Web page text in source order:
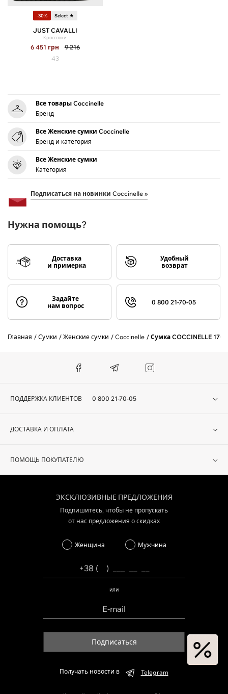
-30% Select ★
JUST CAVALLI
Кроссовки
6 451 грн
9 216
43
Все товары Coccinelle
Бренд
Все Женские сумки Coccinelle
Бренд и категория
Все Женские сумки
Категория
Подписаться на новинки Coccinelle »
Нужна помощь?
Доставка
и примерка
Удобный
возврат
Задайте
нам вопрос
0 800 21-70-05
Главная Сумки Женские сумки Coccinelle Сумка COCCINELLE
ПОДДЕРЖКА КЛИЕНТОВ 0 800 21-70-05
ДОСТАВКА И ОПЛАТА
ПОМОЩЬ ПОКУПАТЕЛЮ
ЭКСКЛЮЗИВНЫЕ ПРЕДЛОЖЕНИЯ
Подпишитесь, чтобы не пропускать
от нас предложения о скидках
Женщина Мужчина
или
Подписаться
Получать новости в Telegram